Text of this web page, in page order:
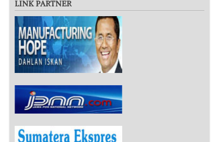
LINK PARTNER